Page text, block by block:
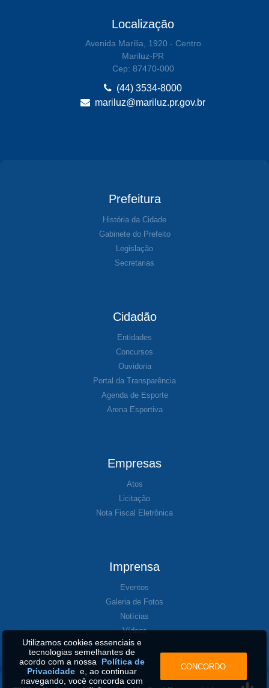
Localização
Avenida Marilia, 1920 - Centro
Mariluz-PR
Cep: 87470-000
(44) 3534-8000
mariluz@mariluz.pr.gov.br
Prefeitura
História da Cidade
Gabinete do Prefeito
Legislação
Secretarias
Cidadão
Entidades
Concursos
Ouvidoria
Portal da Transparência
Agenda de Esporte
Arena Esportiva
Empresas
Atos
Licitação
Nota Fiscal Eletrônica
Imprensa
Eventos
Galeria de Fotos
Notícias
Vídeos
Utilizamos cookies essenciais e
tecnologias semelhantes de
acordo com a nossa Política de
Privacidadee, ao continuar
navegando, você concorda com
CONCORDO